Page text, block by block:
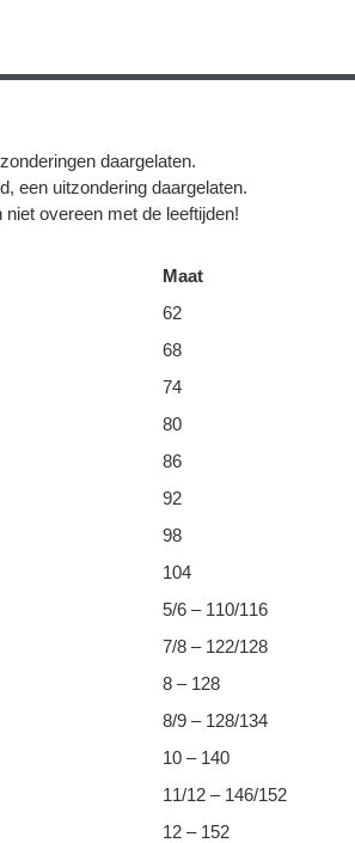
daargelaten.
een uitzondering daargelaten.
overeen met de leeftijden!
Maat
62
68
74
80
86
92
98
104
5/6 – 110/116
7/8 – 122/128
8 – 128
8/9 – 128/134
10 – 140
11/12 – 146/152
12 – 152